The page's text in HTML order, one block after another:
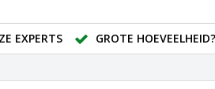
EXPERTS GROTE